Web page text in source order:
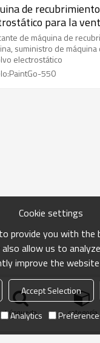
de
para la
de recubrimiento
de máquina de
suministro de
electrostático
550
búsqueda categoría
Cookie settings
provide you with the
also allow us to
improve the
Accept Selection
Analytics